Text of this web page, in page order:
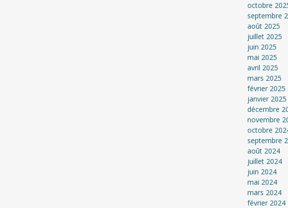
octobre
septembre
août 2025
juillet 2025
juin 2025
mai 2025
avril 2025
mars 2025
février 2025
janvier 2025
décembre
novembre
octobre
septembre
août 2024
juillet 2024
juin 2024
mai 2024
mars 2024
février 2024